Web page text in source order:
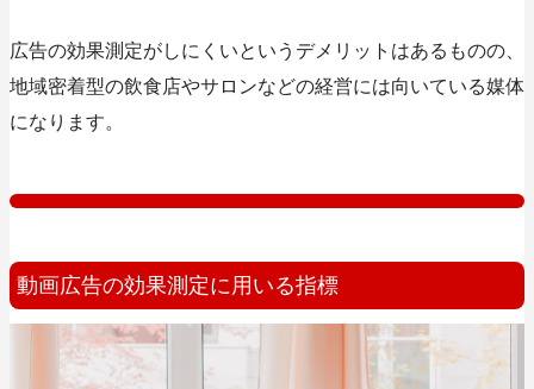
広告の効果測定がしにくいというデメリットはあるものの、
地域密着型の飲食店やサロンなどの経営には向いている媒体
になります。
動画広告の効果測定に用いる指標